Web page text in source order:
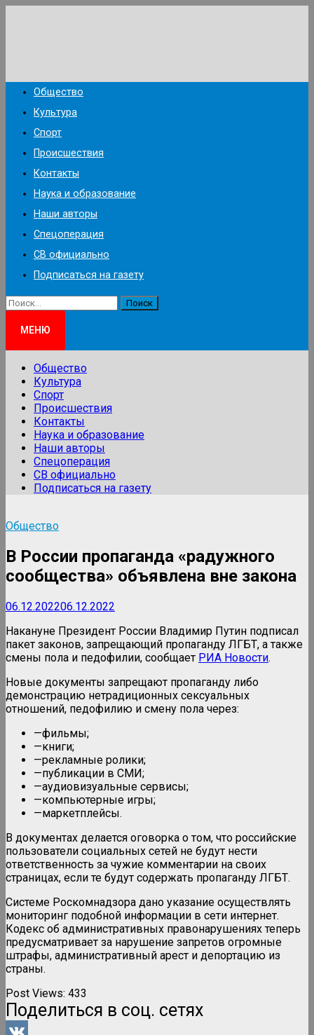
Общество
Культура
Спорт
Происшествия
Контакты
Наука и образование
Наши авторы
Спецоперация
СВ официально
Подписаться на газету
Найти:
МЕНЮ
Общество
Культура
Спорт
Происшествия
Контакты
Наука и образование
Наши авторы
Спецоперация
СВ официально
Подписаться на газету
Общество
В России пропаганда «радужного
сообщества» объявлена вне закона
06.12.202206.12.2022
Накануне Президент России Владимир Путин подписал
пакет законов, запрещающий пропаганду ЛГБТ, а также
смены пола и педофилии, сообщает РИА Новости.
Новые документы запрещают пропаганду либо
демонстрацию нетрадиционных сексуальных
отношений, педофилию и смену пола через:
—фильмы;
—книги;
—рекламные ролики;
—публикации в СМИ;
—аудиовизуальные сервисы;
—компьютерные игры;
—маркетплейсы.
В документах делается оговорка о том, что российские
пользователи социальных сетей не будут нести
ответственность за чужие комментарии на своих
страницах, если те будут содержать пропаганду ЛГБТ.
Системе Роскомнадзора дано указание осуществлять
мониторинг подобной информации в сети интернет.
Кодекс об административных правонарушениях теперь
предусматривает за нарушение запретов огромные
штрафы, административный арест и депортацию из
страны.
Post Views: 433
Поделиться в соц. сетях